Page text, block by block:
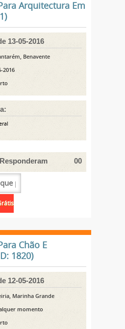
Arquitectura Em
13-05-2016
Benavente
2016
00
Chão E
1820)
12-05-2016
Marinha Grande
momento